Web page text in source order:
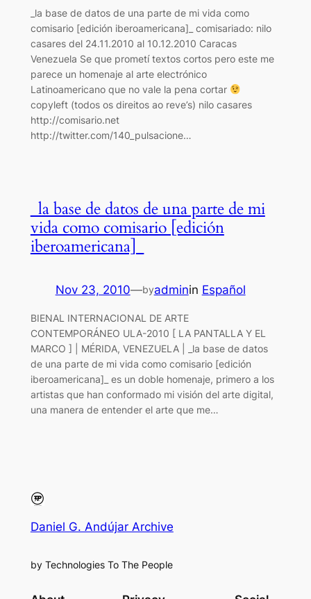
_la base de datos de una parte de mi vida como
comisario [edición iberoamericana]_ comisariado: nilo
casares del 24.11.2010 al 10.12.2010 Caracas
Venezuela Se que prometí textos cortos pero este me
parece un homenaje al arte electrónico
Latinoamericano que no vale la pena cortar
copyleft (todos os direitos ao reve’s) nilo casares
http://comisario.net
http://twitter.com/140_pulsacione…
_la base de datos de una parte de mi
vida como comisario [edición
iberoamericana]_
Nov 23, 2010—byadminin Español
BIENAL INTERNACIONAL DE ARTE
CONTEMPORÁNEO ULA-2010 [ LA PANTALLA Y EL
MARCO ] | MÉRIDA, VENEZUELA | _la base de datos
de una parte de mi vida como comisario [edición
iberoamericana]_ es un doble homenaje, primero a los
artistas que han conformado mi visión del arte digital,
una manera de entender el arte que me…
Daniel G. Andújar Archive
by Technologies To The People